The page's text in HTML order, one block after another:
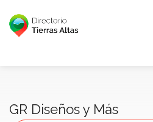
GR Diseños y Más